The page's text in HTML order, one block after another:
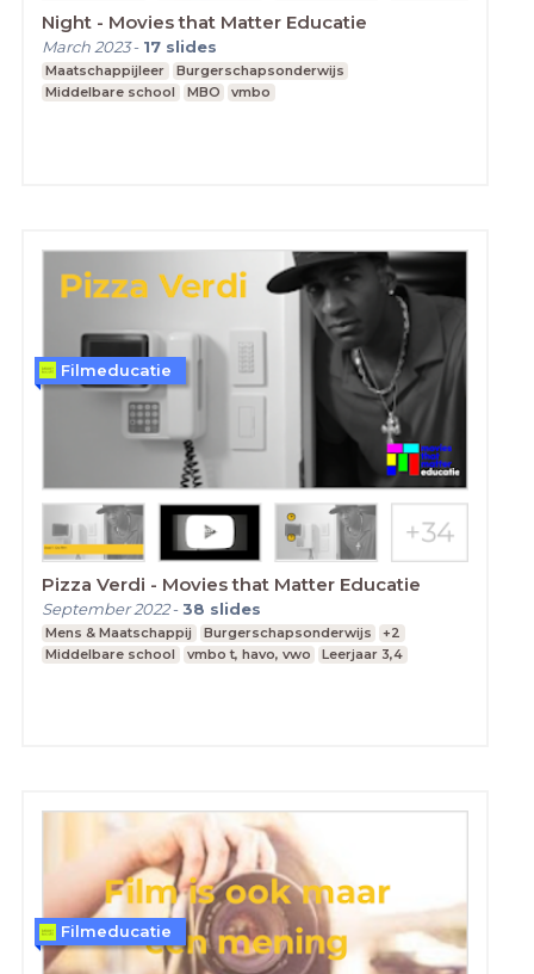
Night - Movies that Matter Educatie
March 2023- 17 slides
Maatschappijleer
Burgerschapsonderwijs
Middelbare school
MBO vmbo
Pizza Verdi - Movies that Matter Educatie
September 2022-38 slides
Mens & Maatschappij Burgerschapsonderwijs
+2
Middelbare school
vmbo t, havo, vwo Leerjaar 3,4
Filmeducatie
Filmeducatie